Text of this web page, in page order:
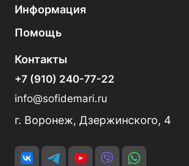
Информация
Помощь
Контакты
+7 (910) 240-77-22
info@sofidemari.ru
г. Воронеж, Дзержинского, 4